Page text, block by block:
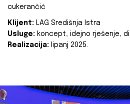
cukerančić
Klijent: LAG Središnja Istra
Usluge: koncept, idejno rješenje,
Realizacija: lipanj 2025.